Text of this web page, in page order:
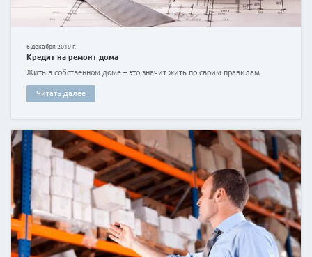
20 февраля 2020 г.
Сеть нового поколения – 6G
За одну секунду 6G будет способен обрабатывать
Читать далее